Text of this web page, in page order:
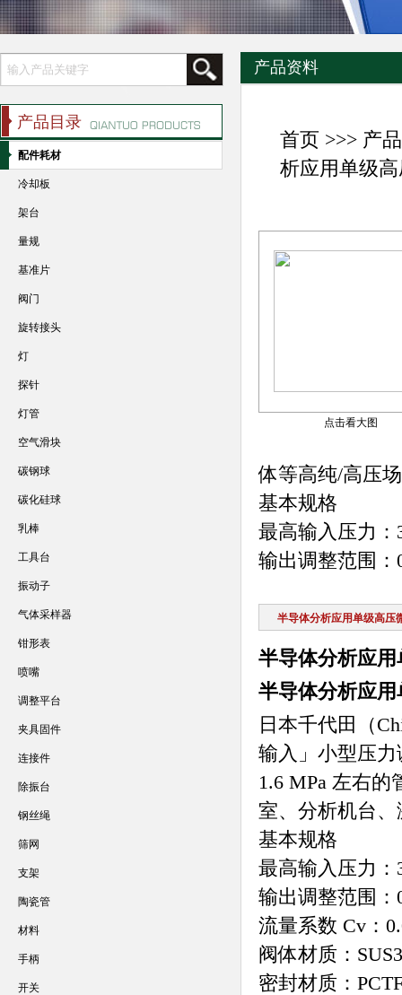
产品资料
首页 >>> 产
析应用单级
点击看大图
体等高纯/高压
基本规格
最高输入压力：
输出调整范围：
半导体分析应用单级高压
半导体分析应
半导体分析应
日本千代田（
输入」小型压力
1.6 MPa 左右
室、分析机台
基本规格
最高输入压力：
输出调整范围：
流量系数 Cv：
阀体材质：
密封材质：
产品目录
配件耗材
冷却板
架台
量规
基准片
阀门
旋转接头
灯
探针
灯管
空气滑块
碳钢球
碳化硅球
乳棒
工具台
振动子
气体采样器
钳形表
喷嘴
调整平台
夹具固件
连接件
除振台
钢丝绳
筛网
支架
陶瓷管
材料
手柄
开关